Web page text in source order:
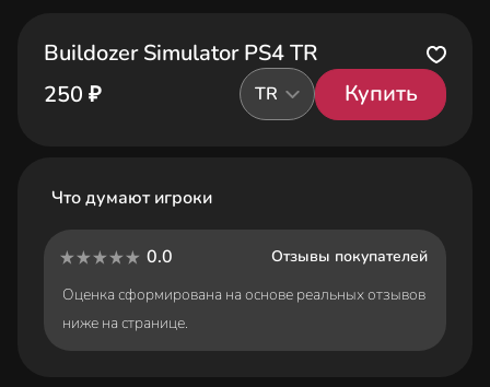
Buildozer Simulator PS4 TR
250 ₽
TR Купить
Что думают игроки
0.0
Отзывы покупателей
Оценка сформирована на основе реальных отзывов
ниже на странице.